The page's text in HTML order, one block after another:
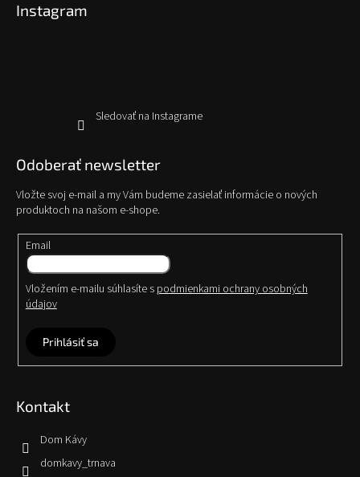
Instagram
Sledovať na Instagrame
Odoberať newsletter
Vložte svoj e-mail a my Vám budeme zasielať informácie o nových
produktoch na našom e-shope.
Email
Vložením e-mailu súhlasíte spodmienkami ochrany osobných
údajov
Prihlásiť sa
Kontakt
Dom Kávy
domkavy_trnava